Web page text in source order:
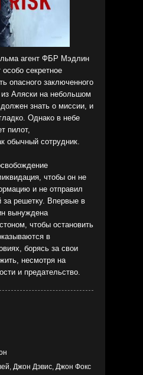
агент ФБР Мэдлин
секретное
опасного заключенного
Аляски на небольшом
знать о миссии, и
Однако в небе
пилот,
обычный сотрудник.
чтобы он не
и не отправил
решетку. Впервые в
вынуждена
чтобы остановить
в
борясь за свои
несмотря на
и предательство.
Джон Дэвис, Джон Фокс